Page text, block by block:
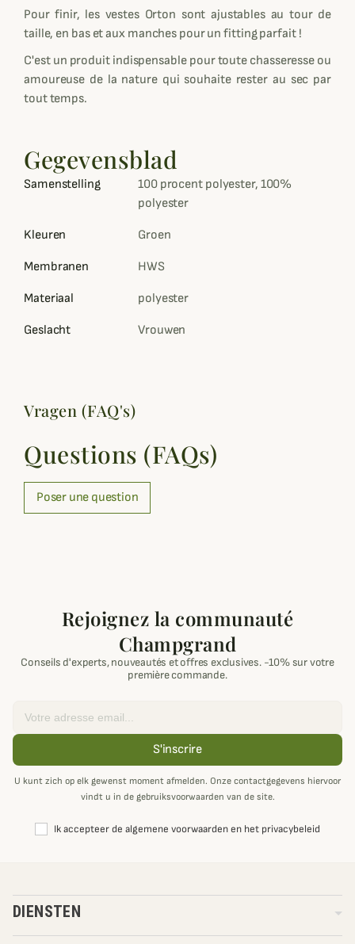
Pour finir, les vestes Orton sont ajustables au tour de
taille, en bas et aux manches pour un fitting parfait !
C'est un produit indispensable pour toute chasseresse ou
amoureuse de la nature qui souhaite rester au sec par
tout temps.
Gegevensblad
Samenstelling
100 procent polyester, 100%
polyester
Kleuren Groen
Membranen HWS
Materiaal polyester
Geslacht Vrouwen
Vragen (FAQ's)
Questions (FAQs)
Poser une question
Rejoignez la communauté
Champgrand
Conseils d'experts, nouveautés et offres exclusives. -10% sur votre
première commande.
S'inscrire
U kunt zich op elk gewenst moment afmelden. Onze contactgegevens hiervoor
vindt u in de gebruiksvoorwaarden van de site.
Ik accepteer de algemene voorwaarden en het privacybeleid
DIENSTEN